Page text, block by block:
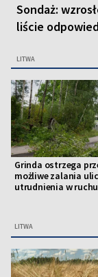
Sondaż:
liście
LITWA
Grinda ostrzega
możliwe zalania
utrudnienia w ruchu
LITWA